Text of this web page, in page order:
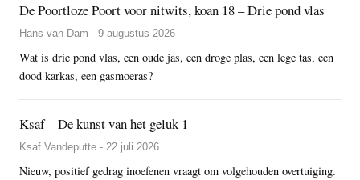
De Poortloze Poort voor nitwits, koan 18 – Drie pond vlas
Hans van Dam - 9 augustus 2026
Wat is drie pond vlas, een oude jas, een droge plas, een lege tas, een
dood karkas, een gasmoeras?
Ksaf – De kunst van het geluk 1
Ksaf Vandeputte - 22 juli 2026
Nieuw, positief gedrag inoefenen vraagt om volgehouden overtuiging.